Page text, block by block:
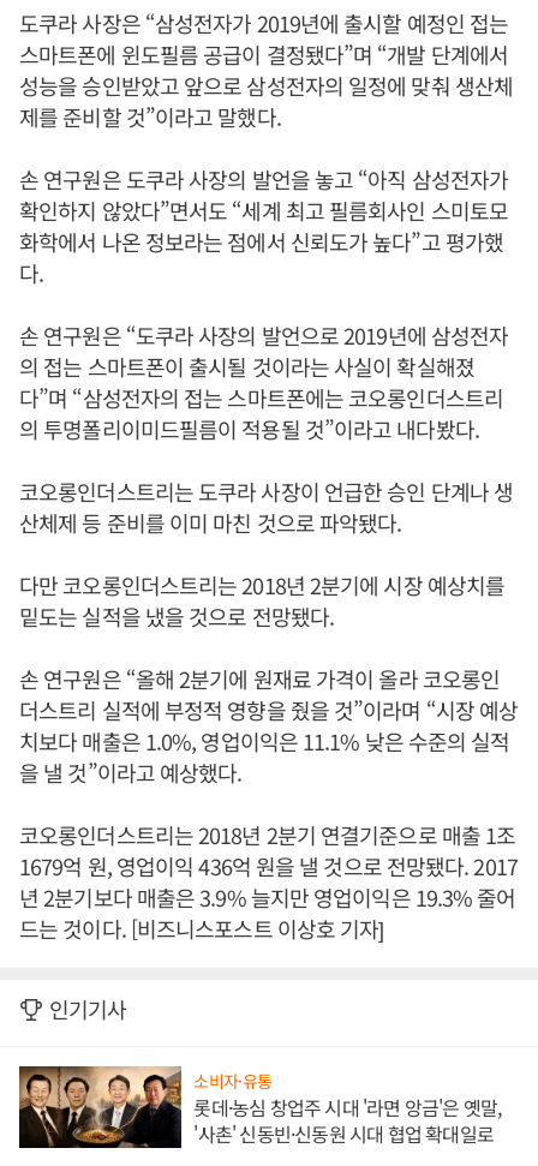
도쿠라 사장은 “삼성전자가 2019년에 출시할 예정인 접는
스마트폰에 윈도필름 공급이 결정됐다”며 “개발 단계에서
성능을 승인받았고 앞으로 삼성전자의 일정에 맞춰 생산체
제를 준비할 것”이라고 말했다.
손 연구원은 도쿠라 사장의 발언을 놓고 “아직 삼성전자가
확인하지 않았다”면서도 “세계 최고 필름회사인 스미토모
화학에서 나온 정보라는 점에서 신뢰도가 높다”고 평가했
다.
손 연구원은 “도쿠라 사장의 발언으로 2019년에 삼성전자
의 접는 스마트폰이 출시될 것이라는 사실이 확실해졌
다”며 “삼성전자의 접는 스마트폰에는 코오롱인더스트리
의 투명폴리이미드필름이 적용될 것”이라고 내다봤다.
코오롱인더스트리는 도쿠라 사장이 언급한 승인 단계나 생
산체제 등 준비를 이미 마친 것으로 파악됐다.
다만 코오롱인더스트리는 2018년 2분기에 시장 예상치를
밑도는 실적을 냈을 것으로 전망됐다.
손 연구원은 “올해 2분기에 원재료 가격이 올라 코오롱인
더스트리 실적에 부정적 영향을 줬을 것”이라며 “시장 예상
치보다 매출은 1.0%, 영업이익은 11.1% 낮은 수준의 실적
을 낼 것”이라고 예상했다.
코오롱인더스트리는 2018년 2분기 연결기준으로 매출 1조
1679억 원, 영업이익 436억 원을 낼 것으로 전망됐다. 2017
년 2분기보다 매출은 3.9% 늘지만 영업이익은 19.3% 줄어
드는 것이다. [비즈니스포스트 이상호 기자]
인기기사
소비자·유통
롯데·농심 창업주 시대 '라면 앙금'은 옛말,
'사촌' 신동빈·신동원 시대 협업 확대일로